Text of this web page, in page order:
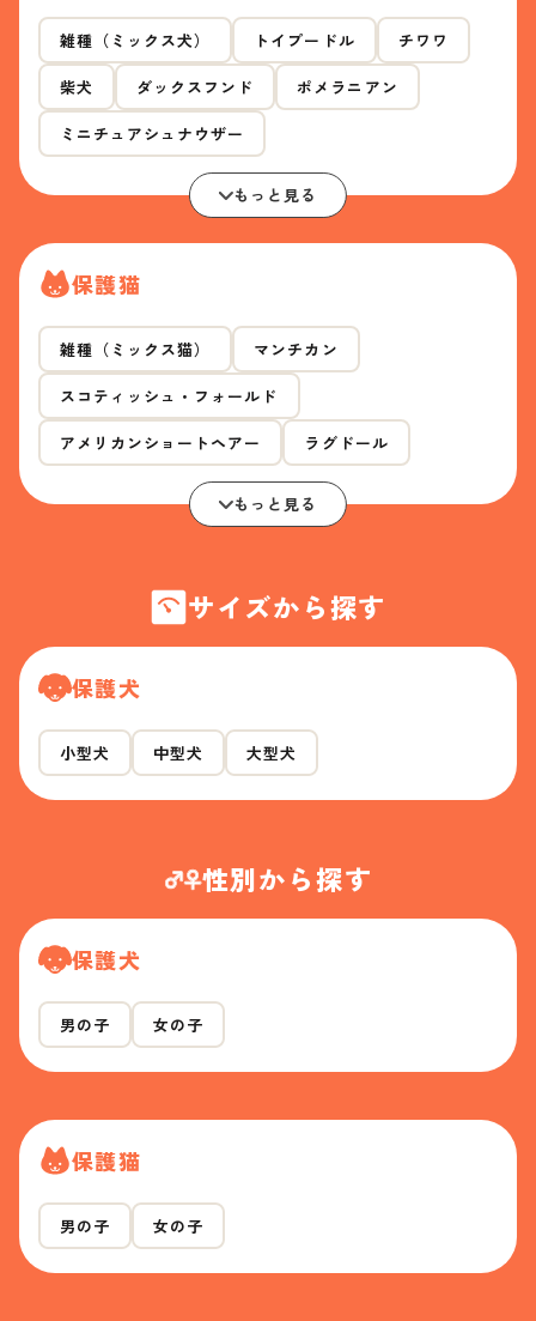
雑種（ミックス犬） トイプードル チワワ
柴犬 ダックスフンド ポメラニアン
ミニチュアシュナウザー
もっと見る
保護猫
雑種（ミックス猫） マンチカン
スコティッシュ・フォールド
アメリカンショートヘアー ラグドール
もっと見る
サイズから探す
保護犬
小型犬 中型犬 大型犬
性別から探す
保護犬
男の子 女の子
保護猫
男の子 女の子